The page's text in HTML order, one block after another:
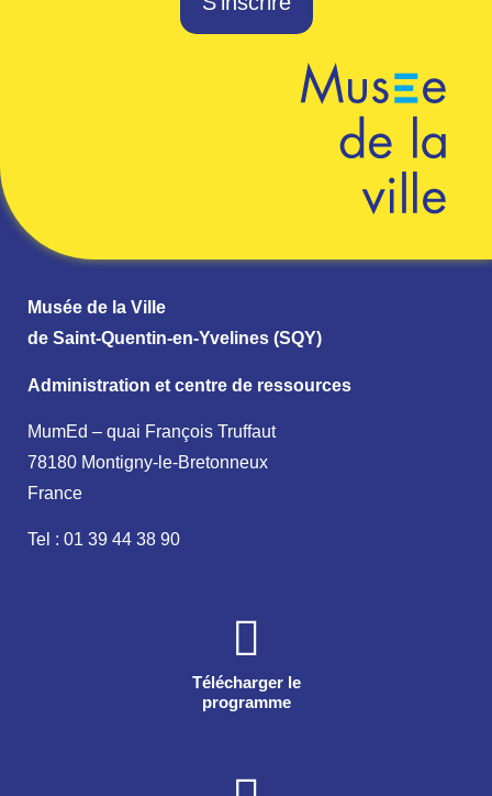
Musée de la Ville
de Saint-Quentin-en-Yvelines (SQY)
Administration et centre de ressources
MumEd – quai François Truffaut
78180 Montigny-le-Bretonneux
France
Tel : 01 39 44 38 90
Télécharger le
programme